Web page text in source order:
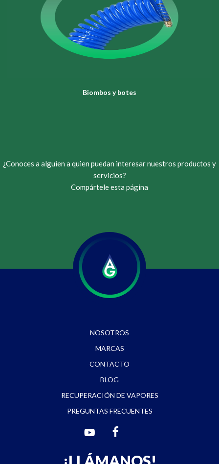
Biombos y botes
¿Conoces a alguien a quien puedan interesar nuestros productos y
servicios?
Compártele esta página
NOSOTROS
MARCAS
CONTACTO
BLOG
RECUPERACIÓN DE VAPORES
PREGUNTAS FRECUENTES